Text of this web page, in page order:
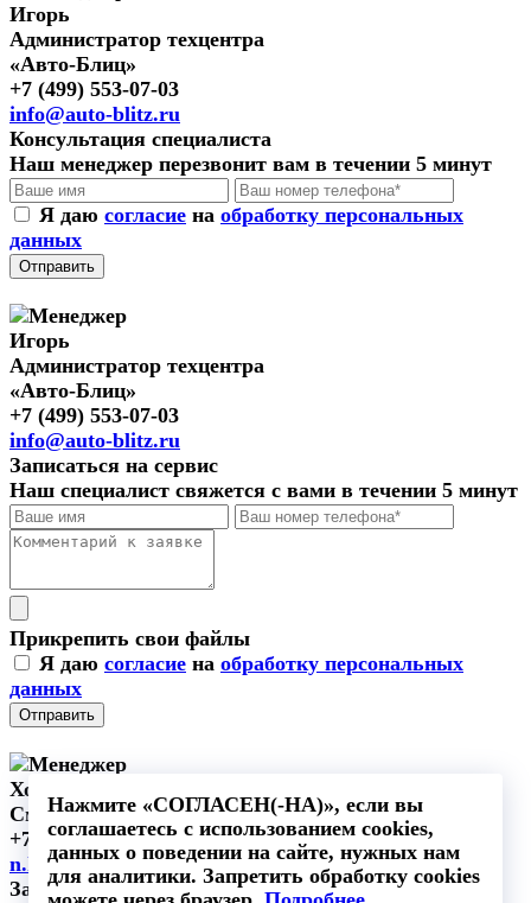
Нажмите «СОГЛАСЕН(-НА)», если вы
соглашаетесь с использованием cookies,
данных о поведении на сайте, нужных нам
для аналитики. Запретить обработку cookies
Игорь
Администратор техцентра
«Авто-Блиц»
+7 (499) 553-07-03
info@auto-blitz.ru
Консультация специалиста
Наш менеджер перезвонит вам в течении 5 минут
Я даю согласие на обработку персональных
данных
Отправить
Игорь
Администратор техцентра
«Авто-Блиц»
+7 (499) 553-07-03
info@auto-blitz.ru
Записаться на сервис
Наш специалист свяжется с вами в течении 5 минут
Прикрепить свои файлы
Я даю согласие на обработку персональных
данных
Отправить
Хорошова Анастасия
Сметчик
+7 000-00-99
n.horoshova@vashsait.ru
Заказать расчет